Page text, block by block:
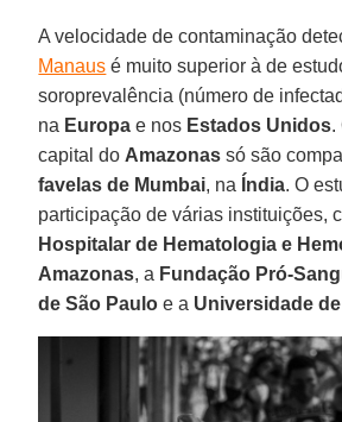
A velocidade de contaminação
Manaus é muito superior à de
soroprevalência (número de
na Europa e nos Estados Unidos.
capital do Amazonas só são
favelas de Mumbai, na Índia. O
participação de várias instituições,
Hospitalar de Hematologia e
Amazonas, a Fundação Pró-
de São Paulo e a Universidade